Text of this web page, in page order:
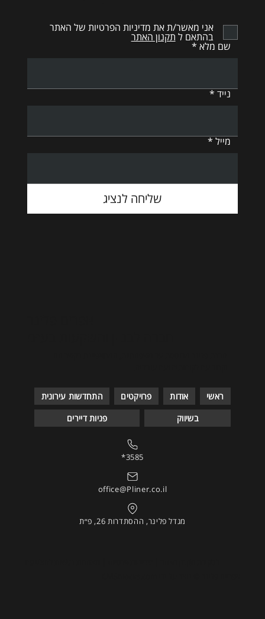
שם מלא
נייד
מייל
אני מאשר/ת את מדיניות הפרטיות של האתר
בהתאם ל תקנון האתר
שליחה לנציג
ראשי אודות פרויקטים
התחדשות עירונית
בשיווק
פניות דיירים
*3585
office@Pliner.co.il
מגדל פלינר, ההסתדרות 26, פ״ת